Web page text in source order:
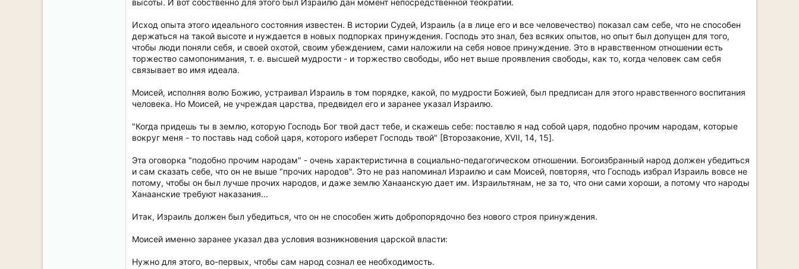
высоты. И вот собственно для этого был Израилю дан момент непосредственной теократии.
Исход опыта этого идеального состояния известен. В истории Судей, Израиль (а в лице его и все человечество) показал сам себе, что не способен
держаться на такой высоте и нуждается в новых подпорках принуждения. Господь это знал, без всяких опытов, но опыт был допущен для того,
чтобы люди поняли себя, и своей охотой, своим убеждением, сами наложили на себя новое принуждение. Это в нравственном отношении есть
торжество самопонимания, т. е. высшей мудрости - и торжество свободы, ибо нет выше проявления свободы, как то, когда человек сам себя
связывает во имя идеала.
Моисей, исполняя волю Божию, устраивал Израиль в том порядке, какой, по мудрости Божией, был предписан для этого нравственного воспитания
человека. Но Моисей, не учреждая царства, предвидел его и заранее указал Израилю.
"Когда придешь ты в землю, которую Господь Бог твой даст тебе, и скажешь себе: поставлю я над собой царя, подобно прочим народам, которые
вокруг меня - то поставь над собой царя, которого изберет Господь твой" [Второзаконие, XVII, 14, 15].
Эта оговорка "подобно прочим народам" - очень характеристична в социально-педагогическом отношении. Богоизбранный народ должен убедиться
и сам сказать себе, что он не выше "прочих народов". Это не раз напоминал Израилю и сам Моисей, повторяя, что Господь избрал Израиль вовсе не
потому, чтобы он был лучше прочих народов, и даже землю Ханаанскую дает им. Израильтянам, не за то, что они сами хороши, а потому что народы
Ханаанские требуют наказания...
Итак, Израиль должен был убедиться, что он не способен жить добропорядочно без нового строя принуждения.
Моисей именно заранее указал два условия возникновения царской власти:
Нужно для этого, во-первых, чтобы сам народ сознал ее необходимость.